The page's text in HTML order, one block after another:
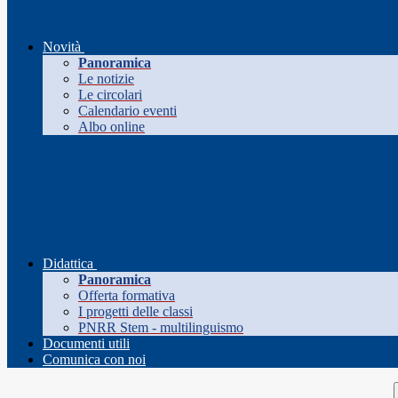
Novità
Panoramica
Le notizie
Le circolari
Calendario eventi
Albo online
Didattica
Panoramica
Offerta formativa
I progetti delle classi
PNRR Stem - multilinguismo
Documenti utili
Comunica con noi